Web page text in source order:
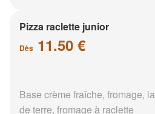
Pizza raclette junior
Dès 11.50 €
Base crème fraîche, fromage,
de terre, fromage à raclette